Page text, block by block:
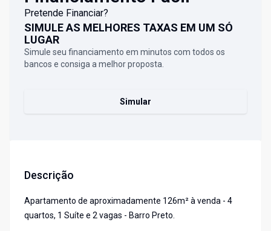
Pretende Financiar?
SIMULE AS MELHORES TAXAS EM UM SÓ
LUGAR
Simule seu financiamento em minutos com todos os
bancos e consiga a melhor proposta.
Simular
Descrição
Apartamento de aproximadamente 126m² à venda - 4
quartos, 1 Suíte e 2 vagas - Barro Preto.